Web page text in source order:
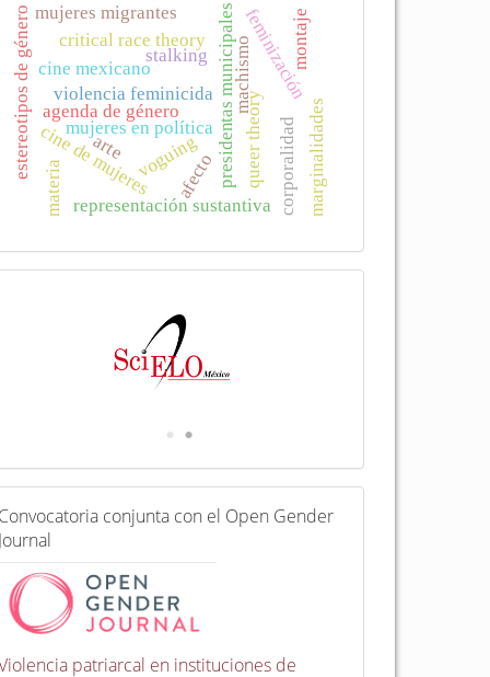
stalking presidentas municipales
cine mexicano
mujeres en política
machismo
agenda de género
feminización
cine de mujeres
representación sustantiva
voguing queer theory
critical race theory
afecto
estereotipos de género
materia marginalidades
violencia feminicida
mujeres migrantes
corporalidad
montaje
arte
C
o
Convocatoria conjunta con el Open Gender
Journal
patriarcal en instituciones de